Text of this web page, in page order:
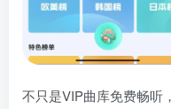
不只是VIP曲库免费畅听